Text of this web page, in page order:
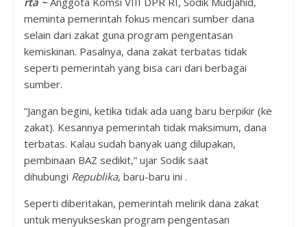
meminta pemerintah fokus mencari sumber dana
selain dari zakat guna program pengentasan
kemiskinan. Pasalnya, dana zakat terbatas tidak
seperti pemerintah yang bisa cari dari berbagai
sumber.
“Jangan begini, ketika tidak ada uang baru berpikir (ke
zakat). Kesannya pemerintah tidak maksimum, dana
terbatas. Kalau sudah banyak uang dilupakan,
pembinaan BAZ sedikit,” ujar Sodik saat
dihubungi Republika, baru-baru ini .
Seperti diberitakan, pemerintah melirik dana zakat
untuk menyukseskan program pengentasan